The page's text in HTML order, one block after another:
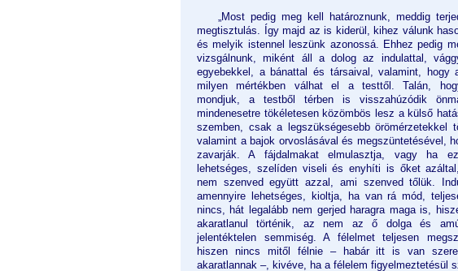
„Most pedig meg kell határoznunk, meddig
megtisztulás. Így majd az is kiderül, kihez válunk
és melyik istennel leszünk azonossá. Ehhez pedig
vizsgálnunk, miként áll a dolog az indulattal,
egyebekkel, a bánattal és társaival, valamint, hogy
milyen mértékben válhat el a testtől. Talán,
mondjuk, a testből térben is visszahúzódik
mindenesetre tökéletesen kö­zömbös lesz a külső
szemben, csak a leg­szükségesebb örömérzetekkel
valamint a bajok orvoslásával és megszüntetésével,
zavarják. A fájdalmakat elmulasztja, vagy ha
lehetséges, szelíden viseli és enyhíti is őket
nem szen­ved együtt azzal, ami szenved tőlük.
amen­nyire lehetséges, kioltja, ha van rá mód,
nincs, hát legalább nem gerjed haragra maga is,
akaratlanul történik, az nem az ő dolga és
jelentéktelen semmiség. A félelmet teljesen
hiszen nincs mitől félnie – habár itt is van
akaratlannak –, kivéve, ha a félelem figyelmeztetésül